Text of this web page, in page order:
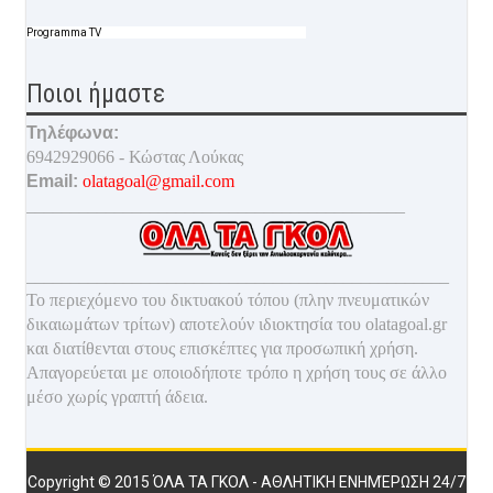
Programma TV
Ποιοι ήμαστε
Τηλέφωνα:
6942929066 - Κώστας Λούκας
Email: olatagoal@gmail.com
Το περιεχόμενο του δικτυακού τόπου (πλην πνευματικών
δικαιωμάτων τρίτων) αποτελούν ιδιοκτησία του olatagoal.gr
και διατίθενται στους επισκέπτες για προσωπική χρήση.
Απαγορεύεται με οποιοδήποτε τρόπο η χρήση τους σε άλλο
μέσο χωρίς γραπτή άδεια.
Copyright © 2015 ΌΛΑ ΤΑ ΓΚΟΛ - ΑΘΛΗΤΙΚΉ ΕΝΗΜΈΡΩΣΗ 24/7